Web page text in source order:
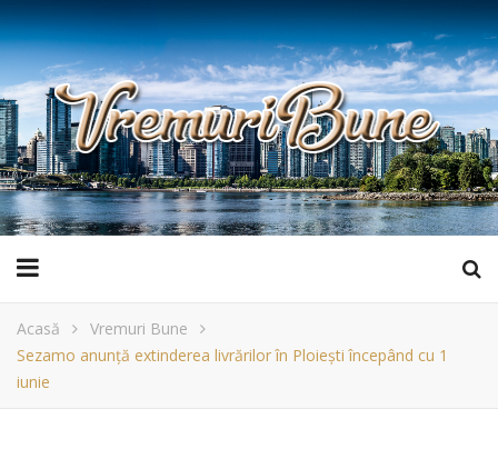
Acasă
Vremuri Bune
Sezamo anunță extinderea livrărilor în Ploiești începând cu 1
iunie